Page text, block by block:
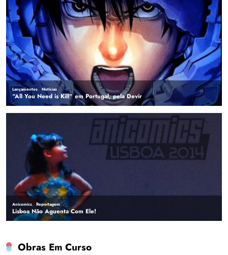
Obras Em Curso